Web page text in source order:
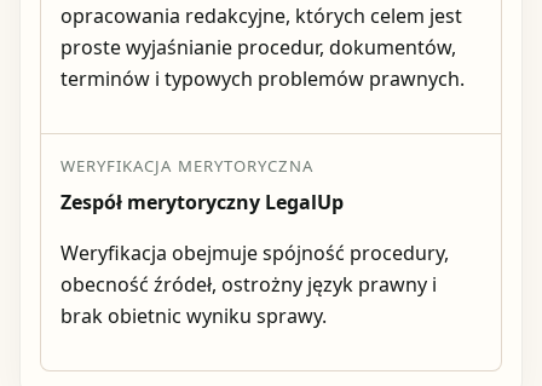
opracowania redakcyjne, których celem jest
proste wyjaśnianie procedur, dokumentów,
terminów i typowych problemów prawnych.
WERYFIKACJA MERYTORYCZNA
Zespół merytoryczny LegalUp
Weryfikacja obejmuje spójność procedury,
obecność źródeł, ostrożny język prawny i
brak obietnic wyniku sprawy.